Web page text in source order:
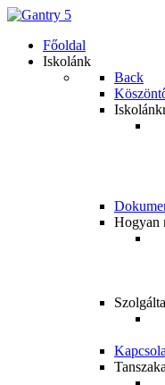
Főoldal
Iskolánk
Back
Hogyan